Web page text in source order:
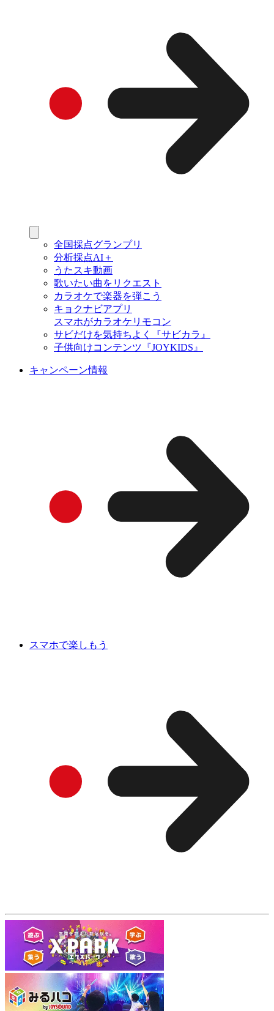
全国採点グランプリ
分析採点AI＋
うたスキ動画
歌いたい曲をリクエスト
カラオケで楽器を弾こう
キョクナビアプリ
スマホがカラオケリモコン
サビだけを気持ちよく『サビカラ』
子供向けコンテンツ『JOYKIDS』
キャンペーン情報
スマホで楽しもう